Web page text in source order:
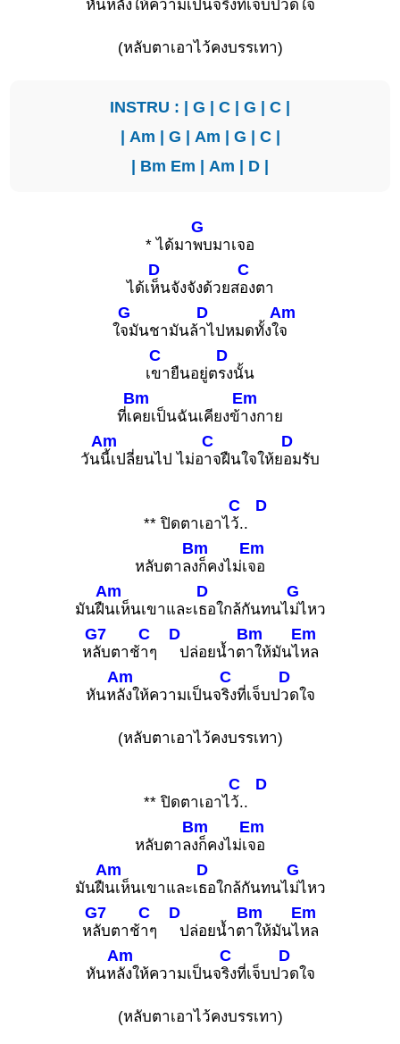
หันหลังให้ความเป็นจริงที่เจ็บปวดใจ
(หลับตาเอาไว้คงบรรเทา)
INSTRU : | G | C | G | C |
| Am | G | Am | G | C|
| Bm Em | Am | D |
* ได้มา
G
พบมาเจอ
ได้เ
D
ห็นจังจังด้วยส
C
องตา
ใ
G
จมันชามันล้
D
าไปหมดทั้งใ
Am
จ
เ
C
ขายืนอยู่ต
D
รงนั้น
ที่เ
Bm
คยเป็นฉันเคียงข้
Em
างกาย
วัน
Am
นี้เปลี่ยนไป ไม่อ
C
าจฝืนใจให้ย
D
อมรับ
** ปิดตาเอาไ
C
ว้..
D
หลับตาล
Bm
งก็คงไม่เ
Em
จอ
มันฝื
Am
นเห็นเขาและเ
D
ธอใกล้กันทนไ
G
ม่ไหว
ห
G7
ลับตาช้
C
าๆ
D
ปล่อยน้ำต
Bm
าให้มันไ
Em
หล
หันห
Am
ลังให้ความเป็นจ
C
ริงที่เจ็บป
D
วดใจ
(หลับตาเอาไว้คงบรรเทา)
** ปิดตาเอาไ
C
ว้..
D
หลับตาล
Bm
งก็คงไม่เ
Em
จอ
มันฝื
Am
นเห็นเขาและเ
D
ธอใกล้กันทนไ
G
ม่ไหว
ห
G7
ลับตาช้
C
าๆ
D
ปล่อยน้ำต
Bm
าให้มันไ
Em
หล
หันห
Am
ลังให้ความเป็นจ
C
ริงที่เจ็บป
D
วดใจ
(หลับตาเอาไว้คงบรรเทา)